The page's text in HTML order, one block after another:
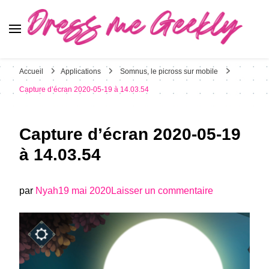
Accueil Applications Somnus, le picross sur mobile
Capture d’écran 2020-05-19 à 14.03.54
Capture d’écran 2020-05-19
à 14.03.54
par Nyah19 mai 2020Laisser un commentairesur
05-
19